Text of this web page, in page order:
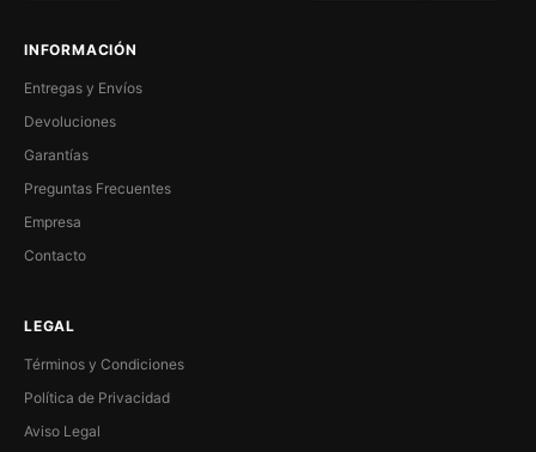
INFORMACIÓN
Entregas y Envíos
Devoluciones
Garantías
Preguntas Frecuentes
Empresa
Contacto
LEGAL
Términos y Condiciones
Política de Privacidad
Aviso Legal